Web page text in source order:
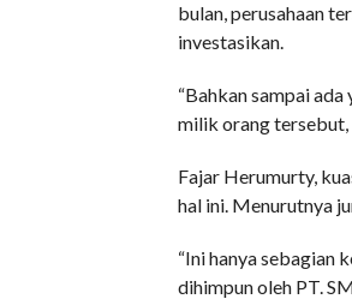
bulan, perusahaan
investasikan.
“Bahkan sampai
milik orang tersebut,
Fajar Herumurty,
hal ini. Menurutnya
“Ini hanya sebagian
dihimpun oleh PT.